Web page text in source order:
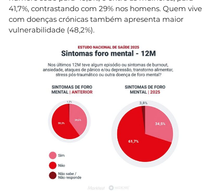
41,7%, contrastando com 29% nos homens. Quem vive
com doenças crónicas também apresenta maior
vulnerabilidade (48,2%).